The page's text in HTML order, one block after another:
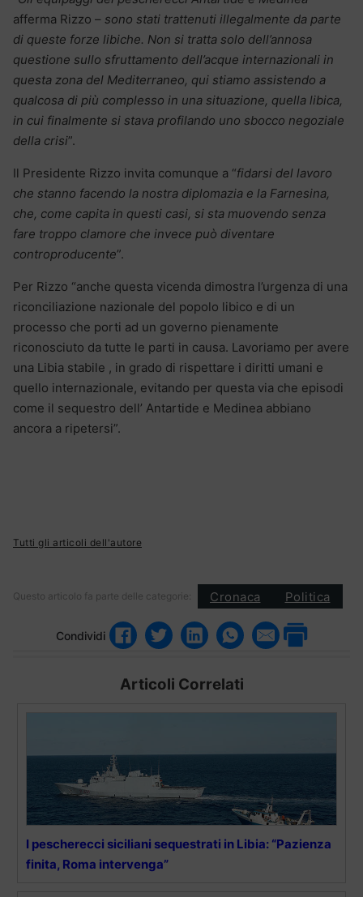
afferma Rizzo – sono stati trattenuti illegalmente da parte
di queste forze libiche. Non si tratta solo dell’annosa
questione sullo sfruttamento dell’acque internazionali in
questa zona del Mediterraneo, qui stiamo assistendo a
qualcosa di più complesso in una situazione, quella libica,
in cui finalmente si stava profilando uno sbocco negoziale
della crisi”.
Il Presidente Rizzo invita comunque a “fidarsi del lavoro
che stanno facendo la nostra diplomazia e la Farnesina,
che, come capita in questi casi, si sta muovendo senza
fare troppo clamore che invece può diventare
controproducente”.
Per Rizzo “anche questa vicenda dimostra l’urgenza di una
riconciliazione nazionale del popolo libico e di un
processo che porti ad un governo pienamente
riconosciuto da tutte le parti in causa. Lavoriamo per avere
una Libia stabile , in grado di rispettare i diritti umani e
quello internazionale, evitando per questa via che episodi
come il sequestro dell’ Antartide e Medinea abbiano
ancora a ripetersi”.
Tutti gli articoli dell'autore
Questo articolo fa parte delle categorie: Cronaca Politica
Condividi
Articoli Correlati
I pescherecci siciliani sequestrati in Libia: “Pazienza
finita, Roma intervenga”